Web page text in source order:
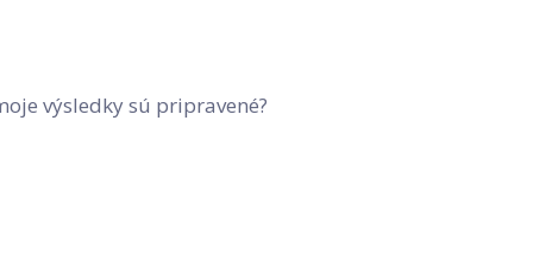
výsledky sú pripravené?